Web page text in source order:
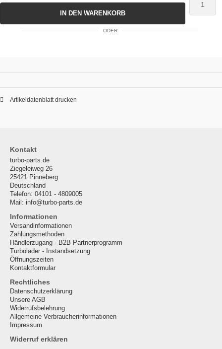
IN DEN WARENKORB
ODER
Artikeldatenblatt drucken
Kontakt
turbo-parts.de
Ziegeleiweg 26
25421 Pinneberg
Deutschland
Telefon: 04101 - 4809005
Mail: info@turbo-parts.de
Informationen
Versandinformationen
Zahlungsmethoden
Händlerzugang - B2B Partnerprogramm
Turbolader - Instandsetzung
Öffnungszeiten
Kontaktformular
Rechtliches
Datenschutzerklärung
Unsere AGB
Widerrufsbelehrung
Allgemeine Verbraucherinformationen
Impressum
Widerruf erklären